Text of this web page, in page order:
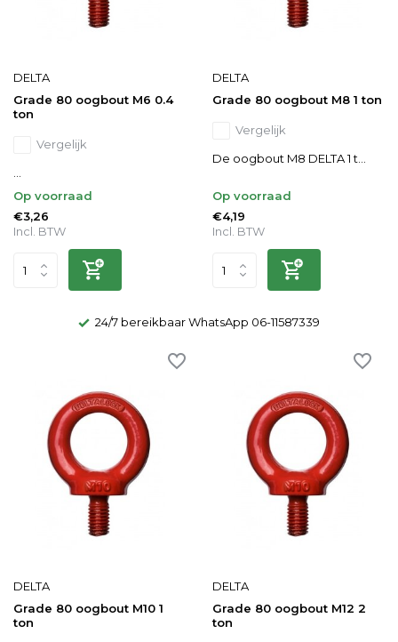
DELTA
Grade 80 oogbout M6 0.4
ton
Vergelijk
...
Op voorraad
€3,26
Incl. BTW
DELTA
Grade 80 oogbout M8 1 ton
Vergelijk
De oogbout M8 DELTA 1 t...
Op voorraad
€4,19
Incl. BTW
24/7 bereikbaar WhatsApp 06-11587339
DELTA
Grade 80 oogbout M10 1
ton
DELTA
Grade 80 oogbout M12 2
ton